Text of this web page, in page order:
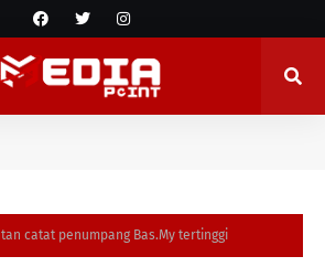
catat penumpang Bas.My tertinggi